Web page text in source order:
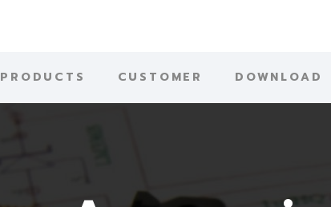
PRODUCTS CUSTOMER DOWNLOAD